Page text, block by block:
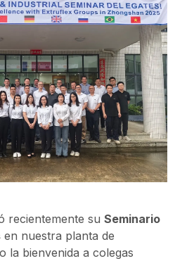
recientemente su Seminario
en nuestra planta de
la bienvenida a colegas